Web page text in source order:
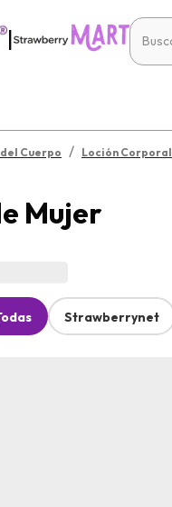
|
Cuerpo / Loción Corporal
Mujer
Strawberrynet